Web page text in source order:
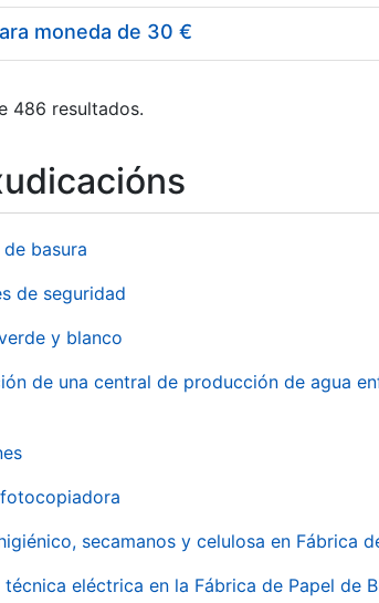
moneda de 30 €
486 resultados.
basura
de seguridad
y blanco
de una central de producción de agua
secamanos y celulosa en Fábrica
eléctrica en la Fábrica de Papel de